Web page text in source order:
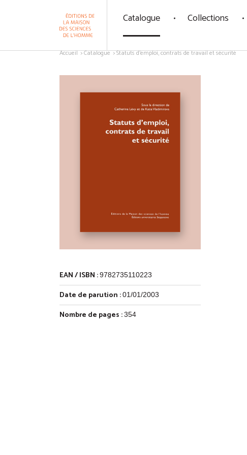
Catalogue Collections
Accueil Catalogue Statuts d'emploi, contrats de travail et sécurité
EAN / ISBN :9782735110223
Date de parution :01/01/2003
Nombre de pages :354